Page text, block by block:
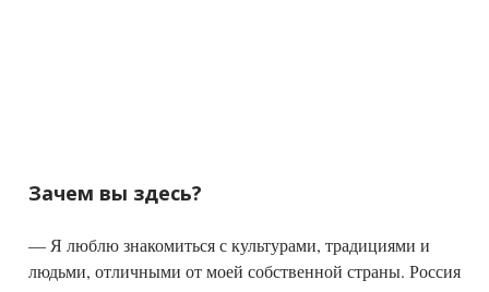
Зачем вы здесь?
— Я люблю знакомиться с культурами, традициями и
людьми, отличными от моей собственной страны. Россия